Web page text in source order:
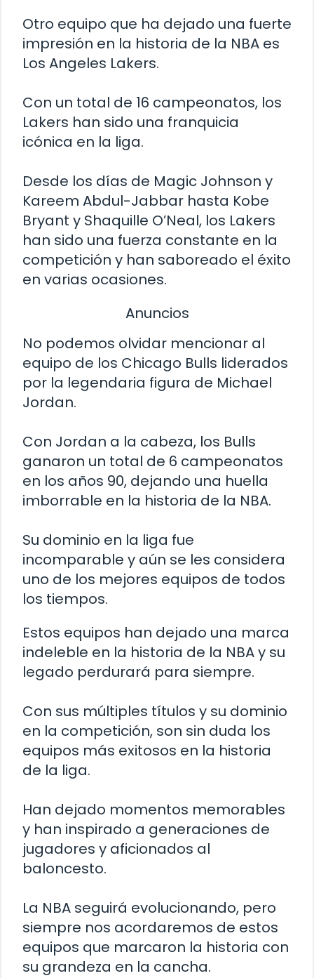
Otro equipo que ha dejado una fuerte
impresión en la historia de la NBA es
Los Angeles Lakers.
Con un total de 16 campeonatos, los
Lakers han sido una franquicia
icónica en la liga.
Desde los días de Magic Johnson y
Kareem Abdul-Jabbar hasta Kobe
Bryant y Shaquille O’Neal, los Lakers
han sido una fuerza constante en la
competición y han saboreado el éxito
en varias ocasiones.
Anuncios
No podemos olvidar mencionar al
equipo de los Chicago Bulls liderados
por la legendaria figura de Michael
Jordan.
Con Jordan a la cabeza, los Bulls
ganaron un total de 6 campeonatos
en los años 90, dejando una huella
imborrable en la historia de la NBA.
Su dominio en la liga fue
incomparable y aún se les considera
uno de los mejores equipos de todos
los tiempos.
Estos equipos han dejado una marca
indeleble en la historia de la NBA y su
legado perdurará para siempre.
Con sus múltiples títulos y su dominio
en la competición, son sin duda los
equipos más exitosos en la historia
de la liga.
Han dejado momentos memorables
y han inspirado a generaciones de
jugadores y aficionados al
baloncesto.
La NBA seguirá evolucionando, pero
siempre nos acordaremos de estos
equipos que marcaron la historia con
su grandeza en la cancha.